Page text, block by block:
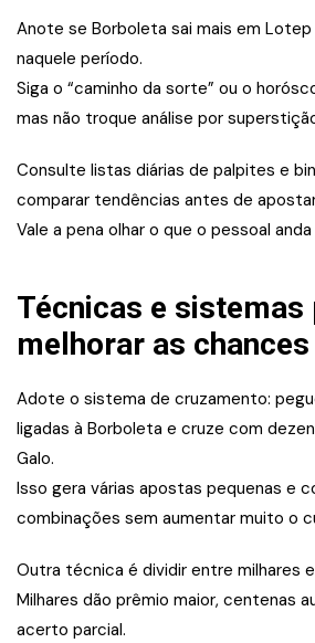
Anote se Borboleta sai mais em
naquele período.
Siga o “caminho da sorte” ou o
mas não troque análise por
Consulte listas diárias de palpites e
comparar tendências antes de
Vale a pena olhar o que o pessoal
Técnicas e sistemas
melhorar as chances
Adote o sistema de cruzamento:
ligadas à Borboleta e cruze com
Galo.
Isso gera várias apostas pequenas e
combinações sem aumentar muito o
Outra técnica é dividir entre milhares
Milhares dão prêmio maior, centenas
acerto parcial.